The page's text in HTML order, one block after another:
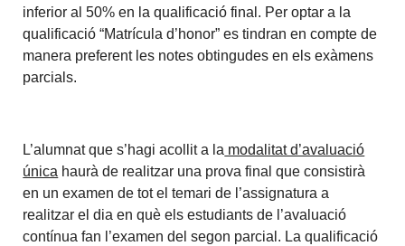
inferior al 50% en la qualificació final. Per optar a la
qualificació “Matrícula d’honor” es tindran en compte de
manera preferent les notes obtingudes en els exàmens
parcials.
L’alumnat que s’hagi acollit a la modalitat d’avaluació
única haurà de realitzar una prova final que consistirà
en un examen de tot el temari de l’assignatura a
realitzar el dia en què els estudiants de l’avaluació
contínua fan l’examen del segon parcial. La qualificació